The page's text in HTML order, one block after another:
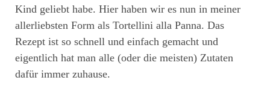
Kind geliebt habe. Hier haben wir es nun in meiner
allerliebsten Form als Tortellini alla Panna. Das
Rezept ist so schnell und einfach gemacht und
eigentlich hat man alle (oder die meisten) Zutaten
dafür immer zuhause.